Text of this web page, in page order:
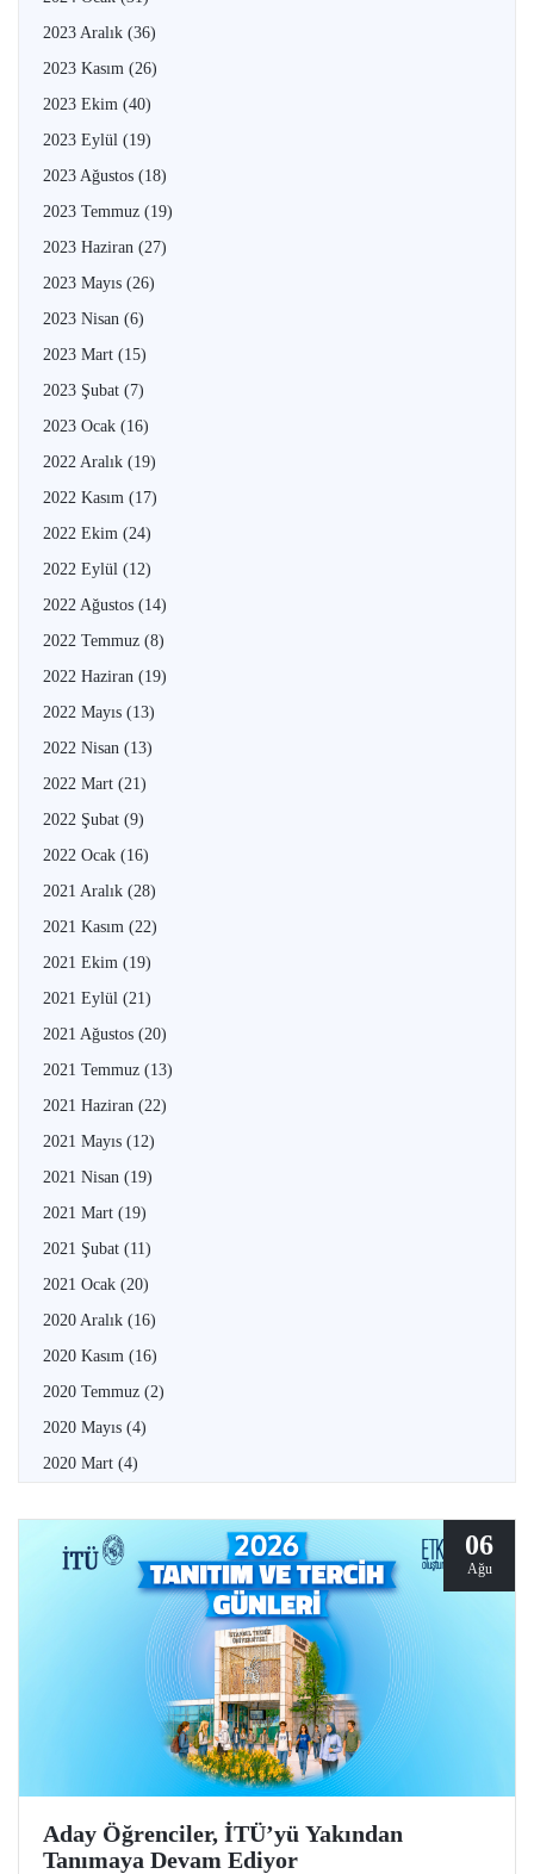
2023 Aralık (36)
2023 Kasım (26)
2023 Ekim (40)
2023 Eylül (19)
2023 Ağustos (18)
2023 Temmuz (19)
2023 Haziran (27)
2023 Mayıs (26)
2023 Nisan (6)
2023 Mart (15)
2023 Şubat (7)
2023 Ocak (16)
2022 Aralık (19)
2022 Kasım (17)
2022 Ekim (24)
2022 Eylül (12)
2022 Ağustos (14)
2022 Temmuz (8)
2022 Haziran (19)
2022 Mayıs (13)
2022 Nisan (13)
2022 Mart (21)
2022 Şubat (9)
2022 Ocak (16)
2021 Aralık (28)
2021 Kasım (22)
2021 Ekim (19)
2021 Eylül (21)
2021 Ağustos (20)
2021 Temmuz (13)
2021 Haziran (22)
2021 Mayıs (12)
2021 Nisan (19)
2021 Mart (19)
2021 Şubat (11)
2021 Ocak (20)
2020 Aralık (16)
2020 Kasım (16)
2020 Temmuz (2)
2020 Mayıs (4)
2020 Mart (4)
06
Ağu
Aday Öğrenciler, İTÜ’yü Yakından
Tanımaya Devam Ediyor